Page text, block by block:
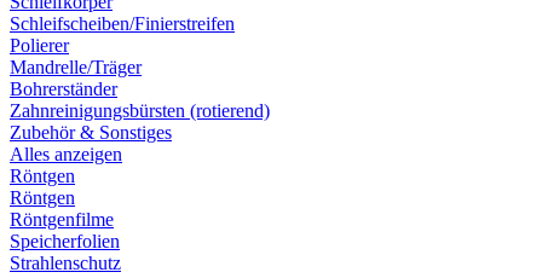
Schleifscheiben/Finierstreifen
Polierer
Mandrelle/Träger
Bohrerständer
Zahnreinigungsbürsten (rotierend)
Zubehör & Sonstiges
Alles anzeigen
Röntgen
Röntgen
Röntgenfilme
Speicherfolien
Strahlenschutz